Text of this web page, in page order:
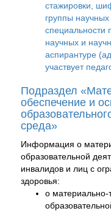
стажировки,
группы
специальности
научных и
аспирантуре
участвует
Подраздел
обеспечение и
среда»
Информация о
образовательной
инвалидов и лиц с
здоровья:
о материально-